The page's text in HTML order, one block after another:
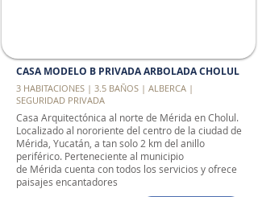
CASA MODELO B PRIVADA ARBOLADA CHOLUL
3 HABITACIONES | 3.5 BAÑOS | ALBERCA |
SEGURIDAD PRIVADA
Casa Arquitectónica al norte de Mérida en Cholul.
Localizado al nororiente del centro de la ciudad de
Mérida, Yucatán, a tan solo 2 km del anillo
periférico. Perteneciente al municipio
de Mérida cuenta con todos los servicios y ofrece
paisajes encantadores